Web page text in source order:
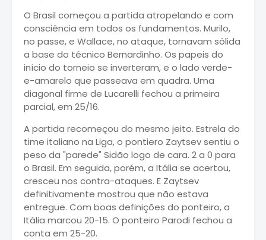
O Brasil começou a partida atropelando e com
consciência em todos os fundamentos. Murilo,
no passe, e Wallace, no ataque, tornavam sólida
a base do técnico Bernardinho. Os papeis do
início do torneio se inverteram, e o lado verde-
e-amarelo que passeava em quadra. Uma
diagonal firme de Lucarelli fechou a primeira
parcial, em 25/16.
A partida recomeçou do mesmo jeito. Estrela do
time italiano na Liga, o pontiero Zaytsev sentiu o
peso da "parede" Sidão logo de cara. 2 a 0 para
o Brasil. Em seguida, porém, a Itália se acertou,
cresceu nos contra-ataques. E Zaytsev
definitivamente mostrou que não estava
entregue. Com boas definições do ponteiro, a
Itália marcou 20-15. O ponteiro Parodi fechou a
conta em 25-20.